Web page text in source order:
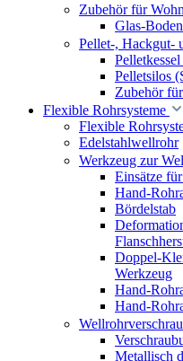
Zubehör für
Glas-
Pellet-, Hackgut-
Pelletsilos
Zubehör
Flexible Rohrsysteme
Flexible
Edelstahlwellrohr
Werkzeug zur
Einsätze
Hand-
Bördelstab
Doppel-
Werkzeug
Hand-
Hand-
Metallisch